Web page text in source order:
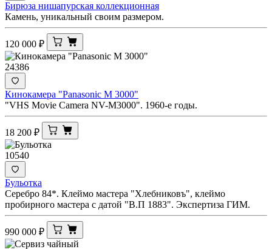
Бирюза нишапурская коллекционная
Камень, уникальный своим размером.
120 000 ₽
24386
Кинокамера "Panasonic M 3000"
"VHS Movie Camera NV-M3000". 1960-е годы.
18 200 ₽
10540
Бульотка
Серебро 84*. Клеймо мастера "Хлебниковъ", клеймо
пробирного мастера с датой "В.П 1883". Экспертиза ГИМ.
990 000 ₽